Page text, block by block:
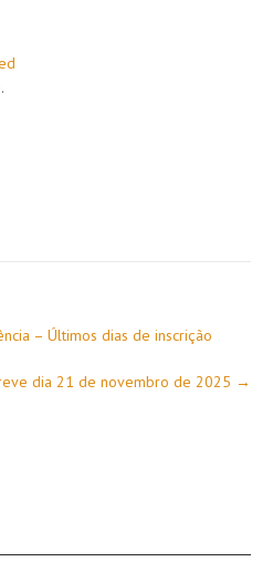
– Últimos dias de inscrição
dia 21 de novembro de 2025 →